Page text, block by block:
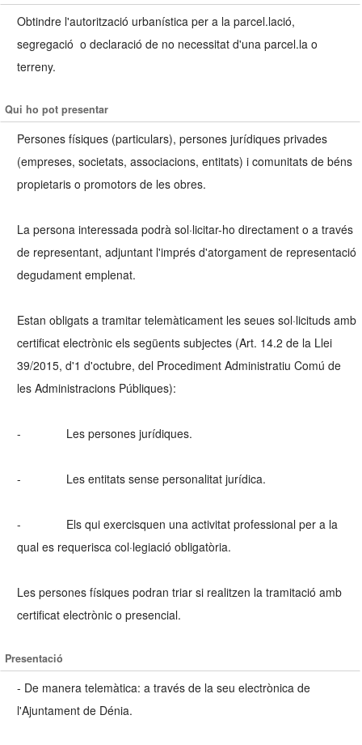
Obtindre l'autorització urbanística per a la parcel.lació,
segregació o declaració de no necessitat d'una parcel.la o
terreny.
Qui ho pot presentar
Persones físiques (particulars), persones jurídiques privades
(empreses, societats, associacions, entitats) i comunitats de béns
propietaris o promotors de les obres.
La persona interessada podrà sol·licitar-ho directament o a través
de representant, adjuntant l'imprés d'atorgament de representació
degudament emplenat.
Estan obligats a tramitar telemàticament les seues sol·licituds amb
certificat electrònic els següents subjectes (Art. 14.2 de la Llei
39/2015, d'1 d'octubre, del Procediment Administratiu Comú de
les Administracions Públiques):
- Les persones jurídiques.
- Les entitats sense personalitat jurídica.
- Els qui exercisquen una activitat professional per a la
qual es requerisca col·legiació obligatòria.
Les persones físiques podran triar si realitzen la tramitació amb
certificat electrònic o presencial.
Presentació
- De manera telemàtica: a través de la seu electrònica de
l'Ajuntament de Dénia.